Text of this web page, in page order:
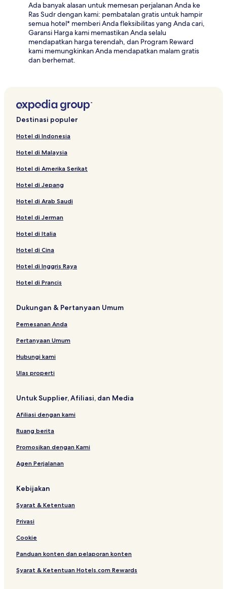
Ada banyak alasan untuk memesan perjalanan Anda ke
Ras Sudr dengan kami: pembatalan gratis untuk hampir
semua hotel* memberi Anda fleksibilitas yang Anda cari,
Garansi Harga kami memastikan Anda selalu
mendapatkan harga terendah, dan Program Reward
kami memungkinkan Anda mendapatkan malam gratis
dan berhemat.
Destinasi populer
Hotel di Indonesia
Hotel di Malaysia
Hotel di Amerika Serikat
Hotel di Jepang
Hotel di Arab Saudi
Hotel di Jerman
Hotel di Italia
Hotel di Cina
Hotel di Inggris Raya
Hotel di Prancis
Dukungan & Pertanyaan Umum
Pemesanan Anda
Pertanyaan Umum
Hubungi kami
Ulas properti
Untuk Supplier, Afiliasi, dan Media
Afiliasi dengan kami
Ruang berita
Promosikan dengan Kami
Agen Perjalanan
Kebijakan
Syarat & Ketentuan
Privasi
Cookie
Panduan konten dan pelaporan konten
Syarat & Ketentuan Hotels.com Rewards